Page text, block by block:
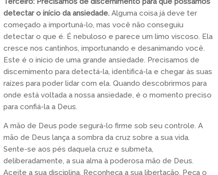
detectar o início da ansiedade.Alguma coisa já deve ter
começado a importuná-lo, mas você não conseguiu
detectar o que é. É nebuloso e parece um limo viscoso. Ela
cresce nos cantinhos, importunando e desanimando você.
Este é o início de uma grande ansiedade. Precisamos de
discernimento para detectá-la, identificá-la e chegar às suas
raízes para poder lidar com ela. Quando descobrirmos para
onde está voltada a nossa ansiedade, é o momento preciso
para confiá-la a Deus.
A mão de Deus pode segurá-lo firme sob seu controle. A
mão de Deus lança a sombra da cruz sobre a sua vida.
Sente-se aos pés daquela cruz e submeta,
deliberadamente, a sua alma à poderosa mão de Deus.
Aceite a sua disciplina. Reconheça a sua libertação. Peça o